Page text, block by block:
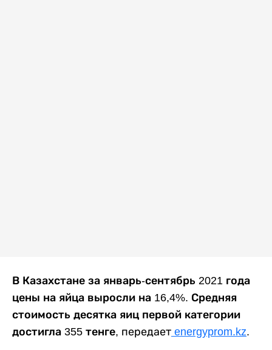
В Казахстане за январь-сентябрь 2021 года
цены на яйца выросли на 16,4%. Средняя
стоимость десятка яиц первой категории
достигла 355 тенге, передает energyprom.kz.